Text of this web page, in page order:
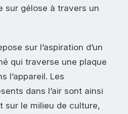
sur gélose à travers un
sur l’aspiration d’un
qui traverse une plaque
l’appareil. Les
dans l’air sont ainsi
sur le milieu de culture,